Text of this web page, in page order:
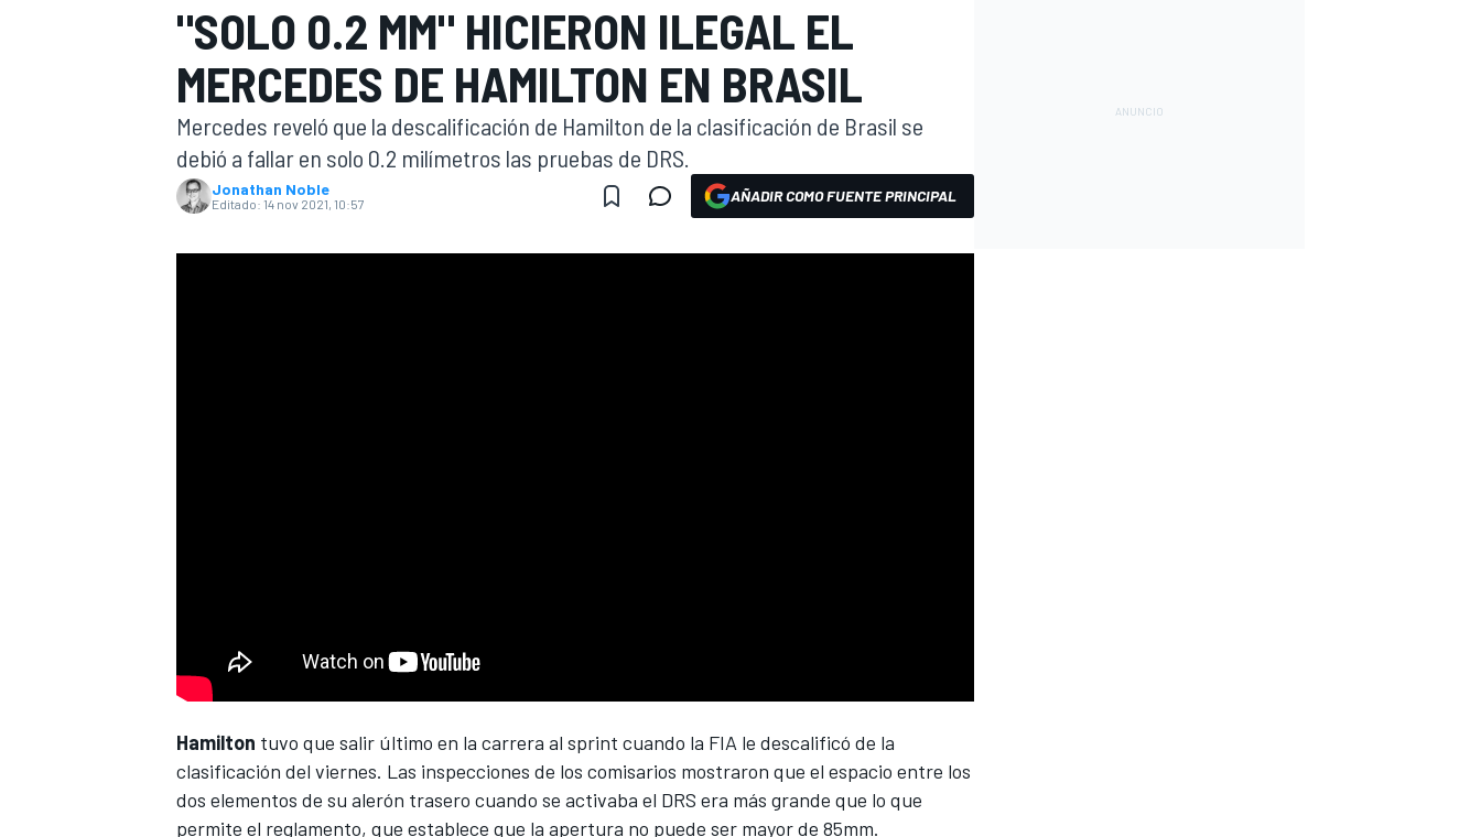
"SOLO 0.2 MM" HICIERON ILEGAL EL
MERCEDES DE HAMILTON EN BRASIL
Mercedes reveló que la descalificación de Hamilton de la clasificación de Brasil se
debió a fallar en solo 0.2 milímetros las pruebas de DRS.
Jonathan Noble
Editado: 14 nov 2021, 10:57 AÑADIR COMO FUENTE PRINCIPAL
Hamilton tuvo que salir último en la carrera al sprint cuando la FIA le descalificó de la
clasificación del viernes. Las inspecciones de los comisarios mostraron que el espacio entre los
dos elementos de su alerón trasero cuando se activaba el DRS era más grande que lo que
permite el reglamento, que establece que la apertura no puede ser mayor de 85mm.